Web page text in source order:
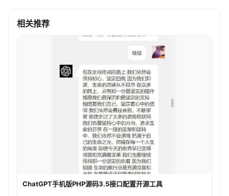
相关推荐
ChatGPT手机版PHP源码3.5接口配置开源工具